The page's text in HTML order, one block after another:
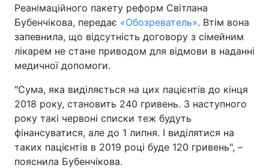
Реанімаційного пакету реформ Світлана
Бубенчікова, передає «Обозреватель». Втім вона
запевнила, що відсутність договору з сімейним
лікарем не стане приводом для відмови в наданні
медичної допомоги.
"Сума, яка виділяється на цих пацієнтів до кінця
2018 року, становить 240 гривень. З наступного
року такі червоні списки теж будуть
фінансуватися, але до 1 липня. І виділятися на
таких пацієнтів в 2019 році буде 120 гривень", –
пояснила Бубенчікова.